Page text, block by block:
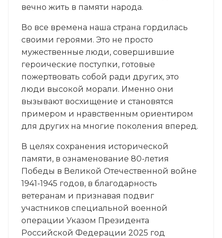
вечно жить в памяти народа.
Во все времена наша страна гордилась
своими героями. Это не просто
мужественные люди, совершившие
героические поступки, готовые
пожертвовать собой ради других, это
люди высокой морали. Именно они
вызывают восхищение и становятся
примером и нравственным ориентиром
для других на многие поколения вперед.
В целях сохранения исторической
памяти, в ознаменование 80-летия
Победы в Великой Отечественной войне
1941-1945 годов, в благодарность
ветеранам и признавая подвиг
участников специальной военной
операции Указом Президента
Российской Федерации 2025 год